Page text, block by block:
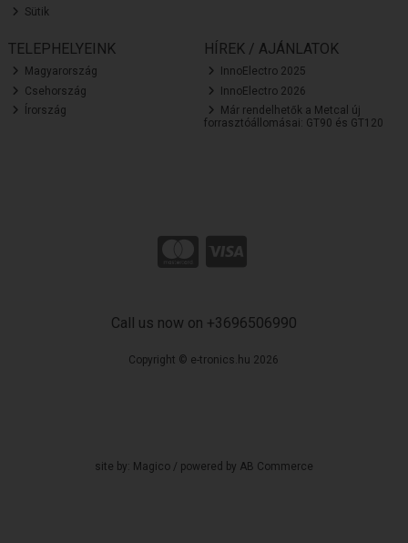
Sütik
TELEPHELYEINK
Magyarország
Csehország
Írország
HÍREK / AJÁNLATOK
InnoElectro 2025
InnoElectro 2026
Már rendelhetők a Metcal új
forrasztóállomásai: GT90 és GT120
Call us now on +3696506990
Copyright © e-tronics.hu 2026
site by: Magico/ powered by AB Commerce